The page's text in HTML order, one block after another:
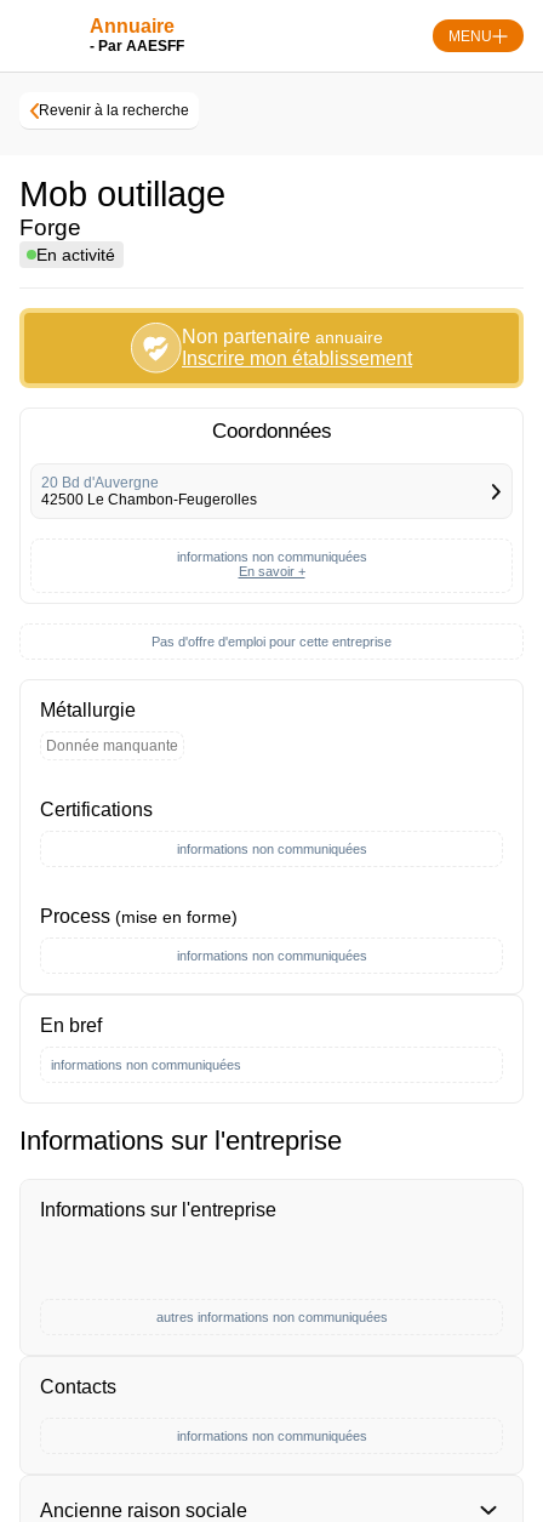
Annuaire
- Par AAESFF
MENU
Revenir à la recherche
Mob outillage
Forge
En activité
Non partenaire annuaire
Inscrire mon établissement
Pas d'offre d'emploi pour cette entreprise
Coordonnées
20 Bd d'Auvergne
42500 Le Chambon-Feugerolles
informations non communiquées
En savoir +
Métallurgie
Donnée manquante
Certifications
informations non communiquées
Process (mise en forme)
informations non communiquées
En bref
informations non communiquées
Informations sur l'entreprise
Informations sur l'entreprise
autres informations non communiquées
Contacts
informations non communiquées
Ancienne raison sociale